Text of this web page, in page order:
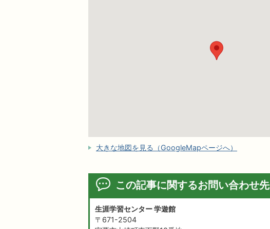
大きな地図を見る（GoogleMapページへ）
この記事に関するお問い合わせ先
生涯学習センター 学遊館
〒671-2504